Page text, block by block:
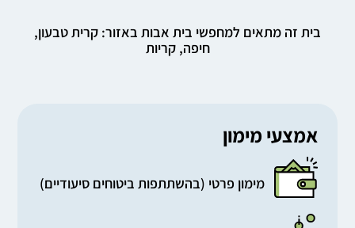
בית זה מתאים למחפשי בית אבות באזור: קרית טבעון,
חיפה, קריות
אמצעי מימון
מימון פרטי (בהשתתפות ביטוחים סיעודיים)